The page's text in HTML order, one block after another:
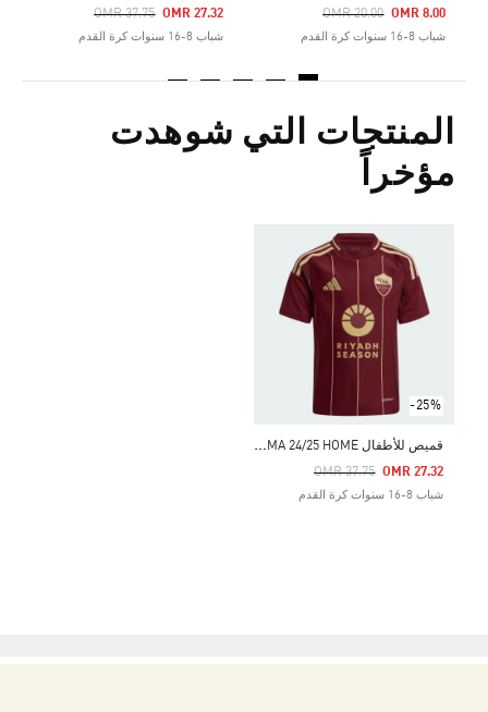
Price Reduced From
OMR 20.00
To OMR 8.00
شباب 8-16 سنوات كرة القدم
Price Reduced From
OMR 37.75
To OMR 27.32
شباب 8-16 سنوات كرة القدم
المنتجات التي شوهدت
مؤخراً
-25%
ق
ميص للأطفال AS ROMA 24/25 HOME
Price Reduced From
OMR 37.75
To OMR 27.32
شباب 8-16 سنوات كرة القدم